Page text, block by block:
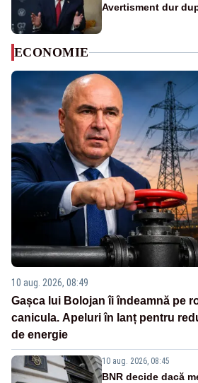
Avertisment dur
ECONOMIE
10 aug. 2026, 08:49
Gașca lui Bolojan îi îndeamnă pe
canicula. Apeluri în lanț pentru
de energie
10 aug. 2026, 08:45
BNR decide dacă